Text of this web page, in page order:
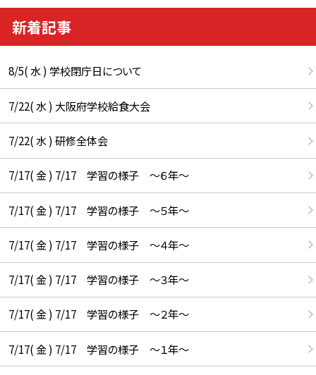
新着記事
8/5( 水 ) 学校閉庁日について
7/22( 水 ) 大阪府学校給食大会
7/22( 水 ) 研修全体会
7/17( 金 ) 7/17 学習の様子 ～６年～
7/17( 金 ) 7/17 学習の様子 ～５年～
7/17( 金 ) 7/17 学習の様子 ～４年～
7/17( 金 ) 7/17 学習の様子 ～３年～
7/17( 金 ) 7/17 学習の様子 ～２年～
7/17( 金 ) 7/17 学習の様子 ～１年～